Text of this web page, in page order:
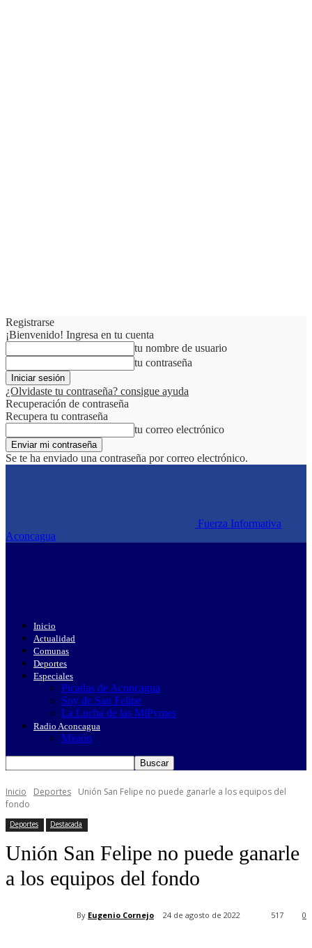
Registrarse
¡Bienvenido! Ingresa en tu cuenta
tu nombre de usuario
tu contraseña
¿Olvidaste tu contraseña? consigue ayuda
Recuperación de contraseña
Recupera tu contraseña
tu correo electrónico
Se te ha enviado una contraseña por correo electrónico.
Fuerza Informativa
Aconcagua
Inicio
Actualidad
Comunas
Deportes
Especiales
Picadas de Aconcagua
Soy de San Felipe
La Lucha de las MiPymes
Radio Aconcagua
Misión
Inicio Deportes
Unión San Felipe no puede ganarle a los equipos del
fondo
Deportes Destacada
Unión San Felipe no puede ganarle
a los equipos del fondo
By Eugenio Cornejo 24 de agosto de 2022 0
517